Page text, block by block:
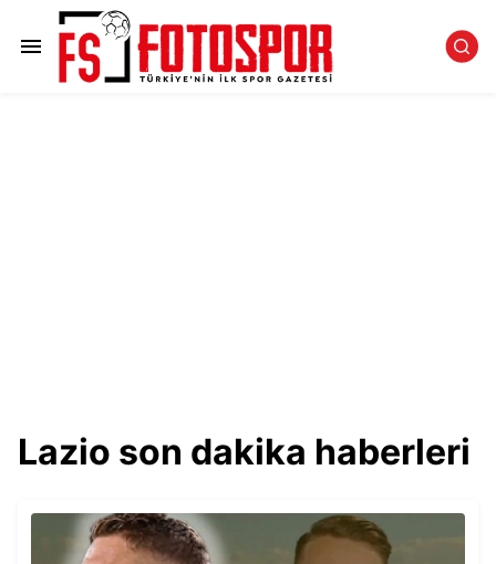
Lazio son dakika haberleri